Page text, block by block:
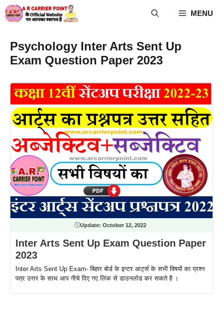
Skip
to
MENU
Psychology Inter Arts Sent Up
Exam Question Paper 2023
Update: October 12, 2022
Inter Arts Sent Up Exam Question Paper
2023
Inter Arts Sent Up Exam- बिहार बोर्ड के इन्टर आर्ट्स के सभी विषयों का प्रश्न
पत्र उत्तर के साथ आप नीचे दिए गए लिंक से डाउनलोड कर सकते है ।